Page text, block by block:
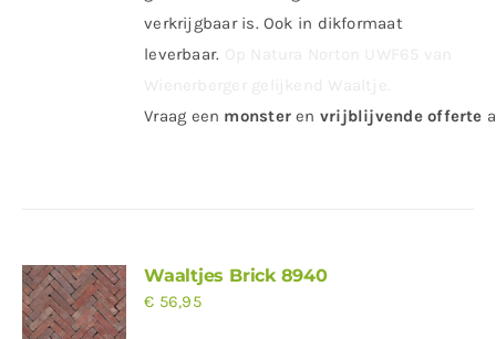
verkrijgbaar is. Ook in dikformaat
leverbaar.
Vraag een monster en vrijblijvende offerte
Waaltjes Brick 8940
€ 56,95